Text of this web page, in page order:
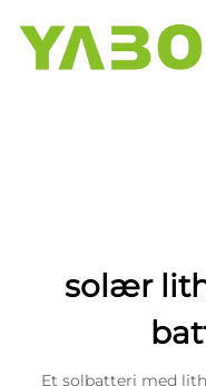
solær
Et solbatteri med